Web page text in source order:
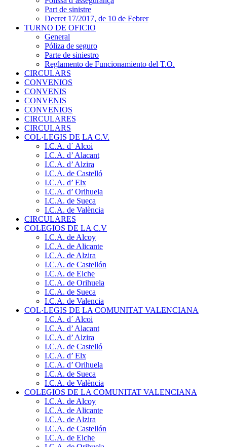
Part de sinistre
Decret 17/2017, de 10 de Febrer
TURNO DE OFICIO
General
Póliza de seguro
Parte de siniestro
Reglamento de Funcionamiento del T.O.
CIRCULARS
CONVENIOS
CONVENIS
CONVENIS
CONVENIOS
CIRCULARES
CIRCULARS
COL·LEGIS DE LA C.V.
I.C.A. d´ Alcoi
I.C.A. d’ Alacant
I.C.A. d’ Alzira
I.C.A. de Castelló
I.C.A. d’ Elx
I.C.A. d’ Orihuela
I.C.A. de Sueca
I.C.A. de València
CIRCULARES
COLEGIOS DE LA C.V
I.C.A. de Alcoy
I.C.A. de Alicante
I.C.A. de Alzira
I.C.A. de Castellón
I.C.A. de Elche
I.C.A. de Orihuela
I.C.A. de Sueca
I.C.A. de Valencia
COL·LEGIS DE LA COMUNITAT VALENCIANA
I.C.A. d´ Alcoi
I.C.A. d’ Alacant
I.C.A. d’ Alzira
I.C.A. de Castelló
I.C.A. d’ Elx
I.C.A. d’ Orihuela
I.C.A. de Sueca
I.C.A. de València
COLEGIOS DE LA COMUNITAT VALENCIANA
I.C.A. de Alcoy
I.C.A. de Alicante
I.C.A. de Alzira
I.C.A. de Castellón
I.C.A. de Elche